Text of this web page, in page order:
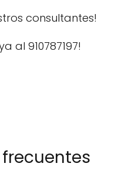
consultantes!
al 910787197!